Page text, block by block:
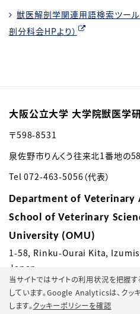
獣医解剖学関連用語検索ツー
剖分科会HPより）
当サイトではサイトの利用状況を把
しています。Google Analyticsは、 クッ
します。クッキーポリシーを確認
大阪公立大学 大学院獣医学
〒598-8531
泉佐野市りんくう往来北1番地の58
Tel 072-463-5056（代表）
Department of Veterinary
School of Veterinary
University (OMU)
1-58, Rinku-Ourai Kita,
Japan